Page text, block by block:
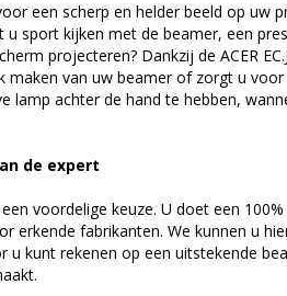
een scherp en helder beeld op uw
u sport kijken met de beamer, een
projecteren? Dankzij de ACER
maken van uw beamer of zorgt u
lamp achter de hand te hebben,
de expert
voordelige keuze. U doet een
erkende fabrikanten. We kunnen u
u kunt rekenen op een uitstekende